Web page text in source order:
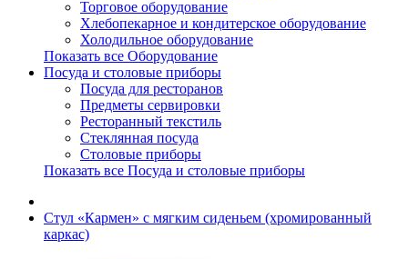
Торговое оборудование
Хлебопекарное и кондитерское оборудование
Холодильное оборудование
Показать все Оборудование
Посуда и столовые приборы
Посуда для ресторанов
Предметы сервировки
Ресторанный текстиль
Стеклянная посуда
Столовые приборы
Показать все Посуда и столовые приборы
Стул «Кармен» с мягким сиденьем (хромированный
каркас)